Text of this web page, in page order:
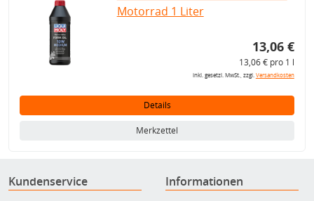
Motorrad 1 Liter
13,06 €
13,06 € pro 1 l
inkl. gesetzl. MwSt., zzgl.Versandkosten
Details
Merkzettel
Kundenservice Informationen